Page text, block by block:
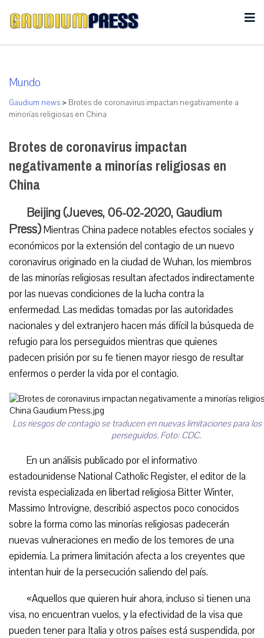
Mundo
Gaudium news > Brotes de coronavirus impactan negativamente a
minorías religiosas en China
Brotes de coronavirus impactan
negativamente a minorías religiosas en
China
Beijing (Jueves, 06-02-2020, Gaudium
Press)Mientras China padece notables efectos sociales y
económicos por la extensión del contagio de un nuevo
coronavirus originado en la ciudad de Wuhan, los miembros
de las minorías religiosas resultan afectados indirectamente
por las nuevas condiciones de la lucha contra la
enfermedad. Las medidas tomadas por las autoridades
nacionales y del extranjero hacen más difícil la búsqueda de
refugio para los perseguidos mientras que quienes
padecen prisión por su fe tienen mayor riesgo de resultar
enfermos o perder la vida por el contagio.
Los riesgos de contagio se traducen en nuevas limitaciones para
perseguidos. Foto: CDC.
En un análisis publicado por el informativo
estadounidense National Catholic Register, el editor de la
revista especializada en libertad religiosa Bitter Winter,
Massimo Introvigne, describió aspectos poco conocidos
sobre la forma como las minorías religiosas padecerán
nuevas vulneraciones en medio de los temores de una
epidemia. La primera limitación afecta a los creyentes que
intentan huir de la persecución saliendo del país.
«Aquellos que quieren huir ahora, incluso si tienen una
visa, no encuentran vuelos, y la efectividad de la visa que
pueden tener para Italia y otros países está suspendida, por